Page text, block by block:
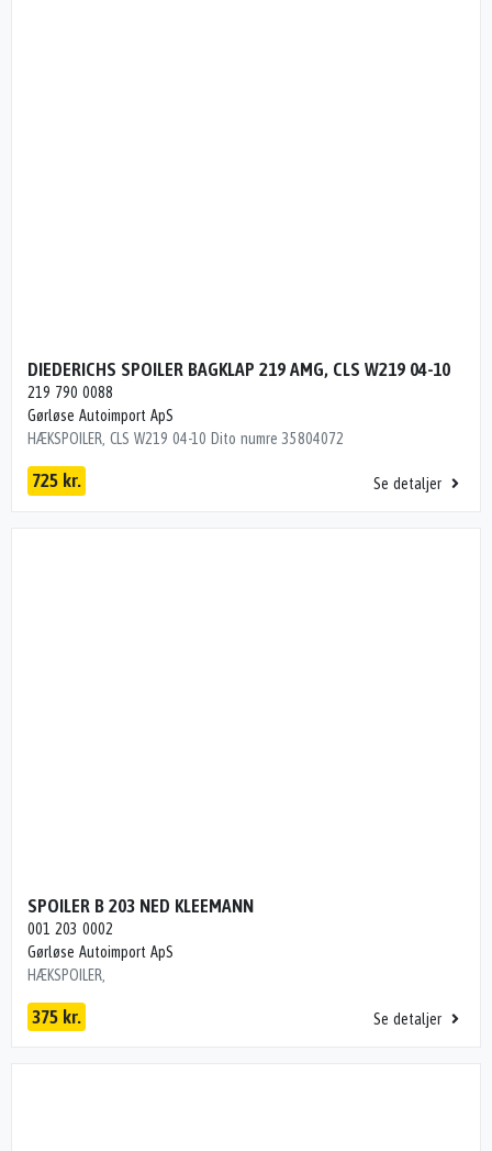
DIEDERICHS SPOILER BAGKLAP 219 AMG, CLS W219 04-10
219 790 0088
Gørløse Autoimport ApS
HÆKSPOILER, CLS W219 04-10 Dito numre 35804072
725 kr. Se detaljer
SPOILER B 203 NED KLEEMANN
001 203 0002
Gørløse Autoimport ApS
HÆKSPOILER,
375 kr. Se detaljer